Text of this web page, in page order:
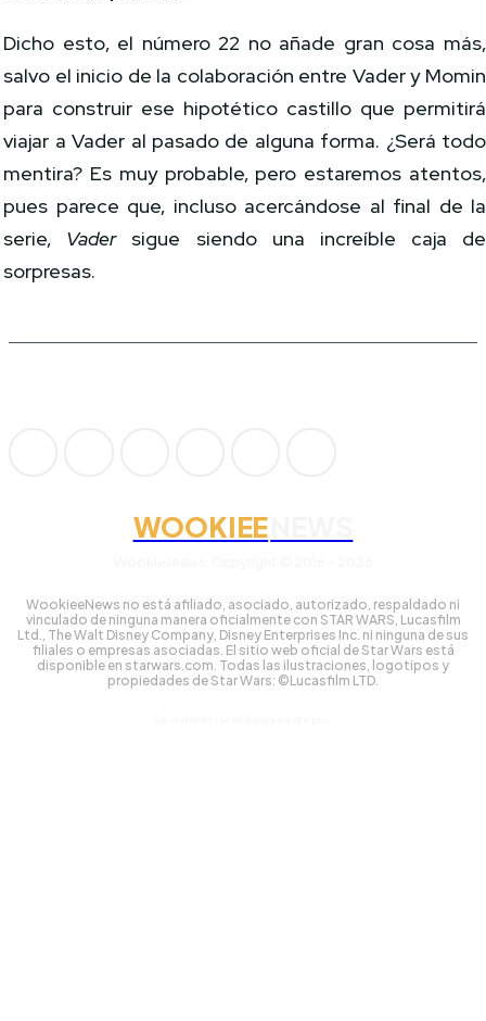
Dicho esto, el número 22 no añade gran cosa más,
salvo el inicio de la colaboración entre Vader y Momin
para construir ese hipotético castillo que permitirá
viajar a Vader al pasado de alguna forma. ¿Será todo
mentira? Es muy probable, pero estaremos atentos,
pues parece que, incluso acercándose al final de la
serie, Vadersigue siendo una increíble caja de
sorpresas.
WOOKIEE
WookieeNews no está afiliado, asociado, autorizado, respaldado ni
vinculado de ninguna manera oficialmente con STAR WARS, Lucasfilm
Ltd., The Walt Disney Company, Disney Enterprises Inc. ni ninguna de sus
filiales o empresas asociadas. El sitio web oficial de Star Wars está
disponible en starwars.com. Todas las ilustraciones, logotipos y
propiedades de Star Wars: ©Lucasfilm LTD.